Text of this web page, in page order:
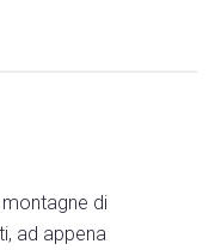
di
ad appena